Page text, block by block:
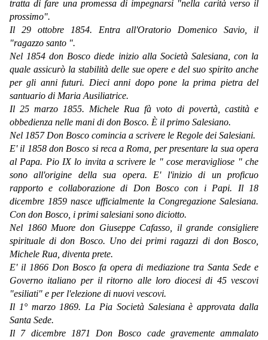
tratta di fare una promessa di impegnarsi "nella carità verso il
prossimo".
Il 29 ottobre 1854. Entra all'Oratorio Domenico Savio, il
"ragazzo santo ".
Nel 1854 don Bosco diede inizio alla Società Salesiana, con la
quale assicurò la stabilità delle sue opere e del suo spirito anche
per gli anni futuri. Dieci anni dopo pone la prima pietra del
santuario di Maria Ausiliatrice.
Il 25 marzo 1855. Michele Rua fà voto di povertà, castità e
obbedienza nelle mani di don Bosco. È il primo Salesiano.
Nel 1857 Don Bosco comincia a scrivere le Regole dei Salesiani.
E' il 1858 don Bosco si reca a Roma, per presentare la sua opera
al Papa. Pio IX lo invita a scrivere le " cose meravigliose " che
sono all'origine della sua opera. E' l'inizio di un proficuo
rapporto e collaborazione di Don Bosco con i Papi. Il 18
dicembre 1859 nasce ufficialmente la Congregazione Salesiana.
Con don Bosco, i primi salesiani sono diciotto.
Nel 1860 Muore don Giuseppe Cafasso, il grande consigliere
spirituale di don Bosco. Uno dei primi ragazzi di don Bosco,
Michele Rua, diventa prete.
E' il 1866 Don Bosco fa opera di mediazione tra Santa Sede e
Governo italiano per il ritorno alle loro diocesi di 45 vescovi
"esiliati" e per l'elezione di nuovi vescovi.
Il 1° marzo 1869. La Pia Società Salesiana è approvata dalla
Santa Sede.
Il 7 dicembre 1871 Don Bosco cade gravemente ammalato